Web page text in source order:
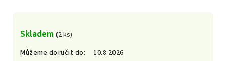
Skladem (2 ks)
Můžeme doručit do:
10.8.2026